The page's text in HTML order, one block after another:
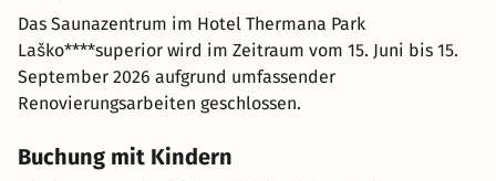
Das Saunazentrum im Hotel Thermana Park
Laško****superior wird im Zeitraum vom 15. Juni bis 15.
September 2026 aufgrund umfassender
Renovierungsarbeiten geschlossen.
Buchung mit Kindern